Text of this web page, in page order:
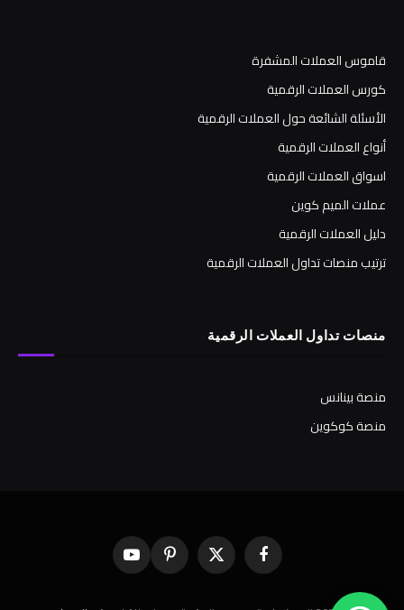
قاموس العملات المشفرة
كورس العملات الرقمية
الأسئلة الشائعة حول العملات الرقمية
أنواع العملات الرقمية
اسواق العملات الرقمية
عملات الميم كوين
دليل العملات الرقمية
ترتيب منصات تداول العملات الرقمية
منصات تداول العملات الرقمية
منصة بينانس
منصة كوكوين
فيسبوك X
(Twitter)
بينتيريستيوتيوب